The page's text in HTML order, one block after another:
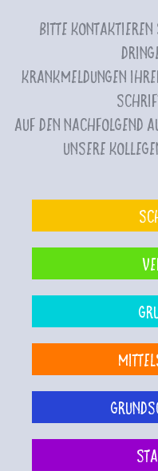
Bitte kontaktieren
Krankmeldungen
Auf den nachfolgend
unsere